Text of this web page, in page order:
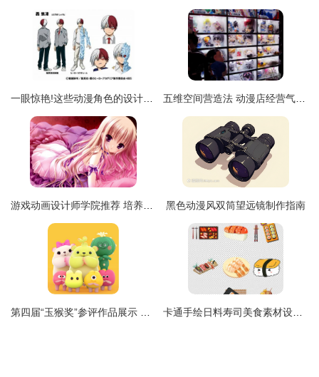
黑色动漫风双筒望远镜制作指南